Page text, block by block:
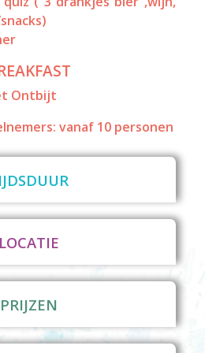
Ontbijt
vanaf 10 personen
LOCATIE
PRIJZEN